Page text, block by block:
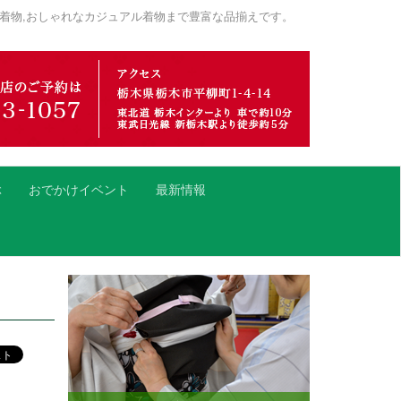
,おしゃれなカジュアル着物まで豊富な品揃えです。
おでかけイベント 最新情報